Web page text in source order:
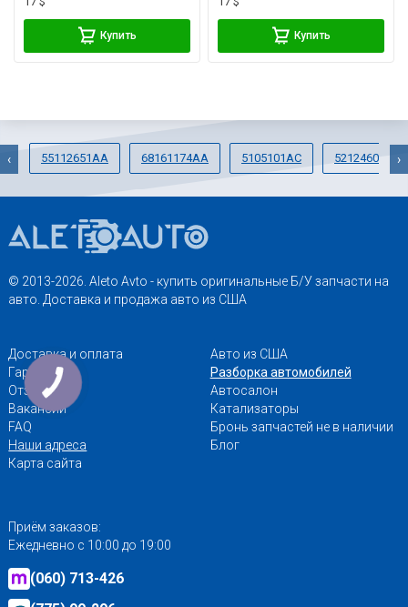
Купить Купить
55112651AA 68161174AA 5105101AC 52124606AF
‹ ›
© 2013-2026. Aleto Avto - купить оригинальные Б/У запчасти на
авто. Доставка и продажа авто из США
Доставка и оплата
Гарантии
Отзывы
Вакансии
FAQ
Наши адреса
Карта сайта
Авто из США
Разборка автомобилей
Автосалон
Катализаторы
Бронь запчастей не в наличии
Блог
Приём заказов:
Ежедневно с 10:00 до 19:00
(060) 713-426